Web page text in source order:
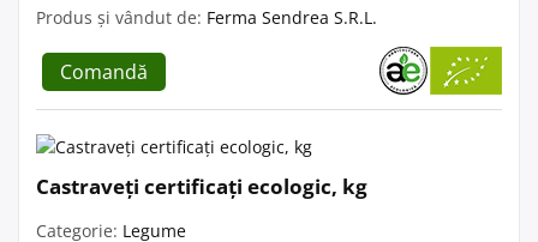
Produs și vândut de: Ferma Sendrea S.R.L.
Comandă
Castraveți certificați ecologic, kg
Categorie: Legume